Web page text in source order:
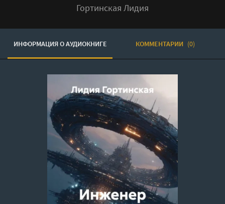
Гортинская Лидия
ИНФОРМАЦИЯ О АУДИОКНИГЕ КОММЕНТАРИИ (0)